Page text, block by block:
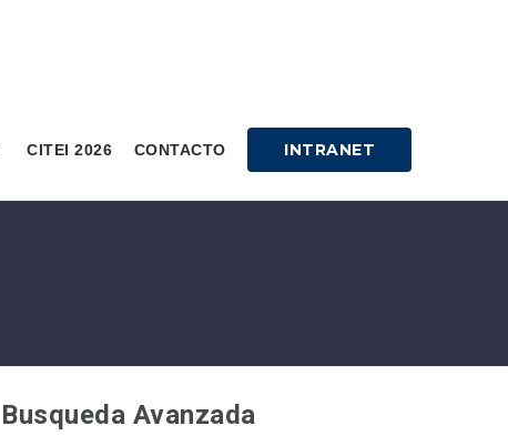
CITEI 2026 CONTACTO INTRANET
Busqueda Avanzada